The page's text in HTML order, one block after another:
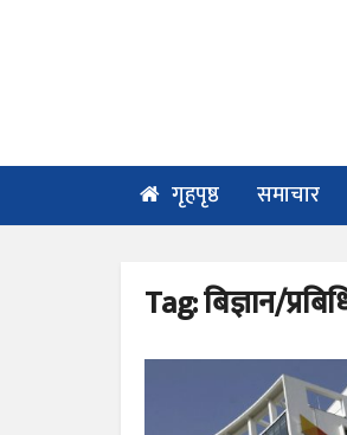
गृहपृष्ठ समाचार
Tag:बिज्ञान/